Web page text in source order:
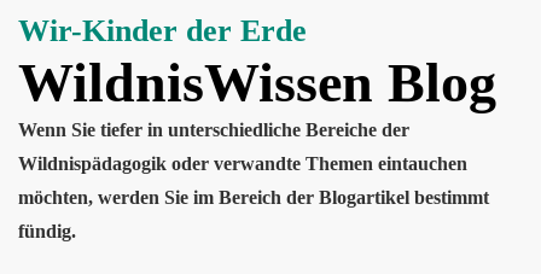
Wir-Kinder der Erde
WildnisWissen Blog
Wenn Sie tiefer in unterschiedliche Bereiche der
Wildnispädagogik oder verwandte Themen eintauchen
möchten, werden Sie im Bereich der Blogartikel bestimmt
fündig.